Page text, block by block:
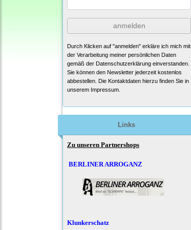
anmelden
Durch Klicken auf "anmelden" erkläre ich mich mit
der Verarbeitung meiner persönlichen Daten
gemäß der Datenschutzerklärung einverstanden.
Sie können den Newsletter jederzeit kostenlos
abbestellen. Die Kontaktdaten hierzu finden Sie in
unserem Impressum.
Links
Zu unseren Partnershops
BERLINER ARROGANZ
Klunkerschatz